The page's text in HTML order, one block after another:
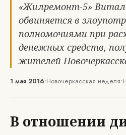
«Жилремонт-5»
обвиняется в
полномочиями при
денежных средств,
жителей
1 мая 2016•Новочеркасская неделя•
В отношении